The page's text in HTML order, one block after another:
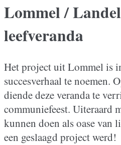
Lommel /
leefveranda
Het project uit Lommel is
succesverhaal te noemen.
diende deze veranda te
communiefeest. Uiteraard
kunnen doen als oase van
een geslaagd project werd!